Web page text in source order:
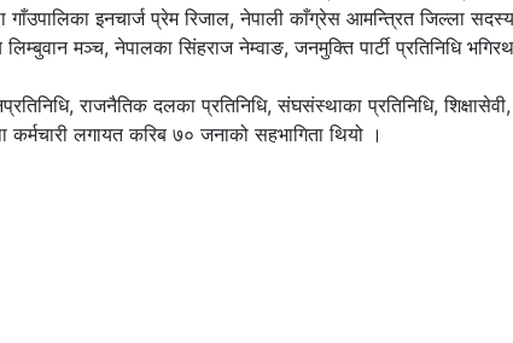
इनचार्ज प्रेम रिजाल, नेपाली काँग्रेस आमन्त्रित जिल्ला
मञ्च, नेपालका सिंहराज नेम्वाङ, जनमुक्ति पार्टी प्रतिनिधि भगिरथ
राजनैतिक दलका प्रतिनिधि, संघसंस्थाका प्रतिनिधि, शिक्षासेवी,
कर्मचारी लगायत करिब ७० जनाको सहभागिता थियो ।